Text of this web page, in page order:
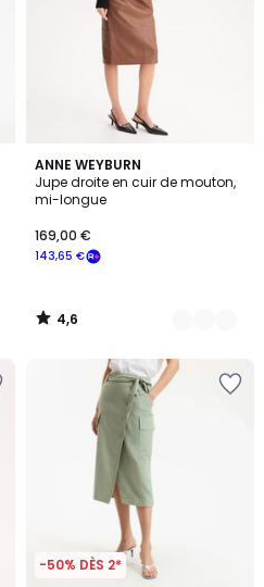
ANNE WEYBURN
Jupe droite en cuir de mouton,
mi-longue
143,65 €
169,00 €
4,6
/ 5
3
Couleurs
4,6
/
-50% DÈS 2*